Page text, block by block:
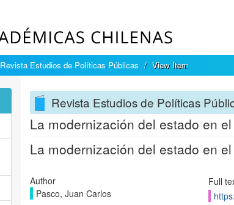
Revista Estudios de Políticas Públicas View Item
Revista Estudios de Políticas
La modernización del estado en el
La modernización del estado en el
Author
Pasco, Juan Carlos
Full